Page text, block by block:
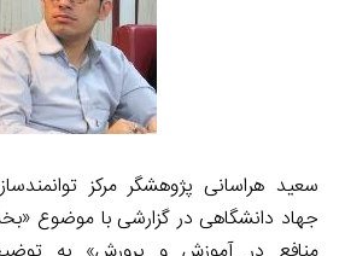
سعید هراسانی پژوهشگر مرکز
جهاد دانشگاهی در گزارشی با موضوع